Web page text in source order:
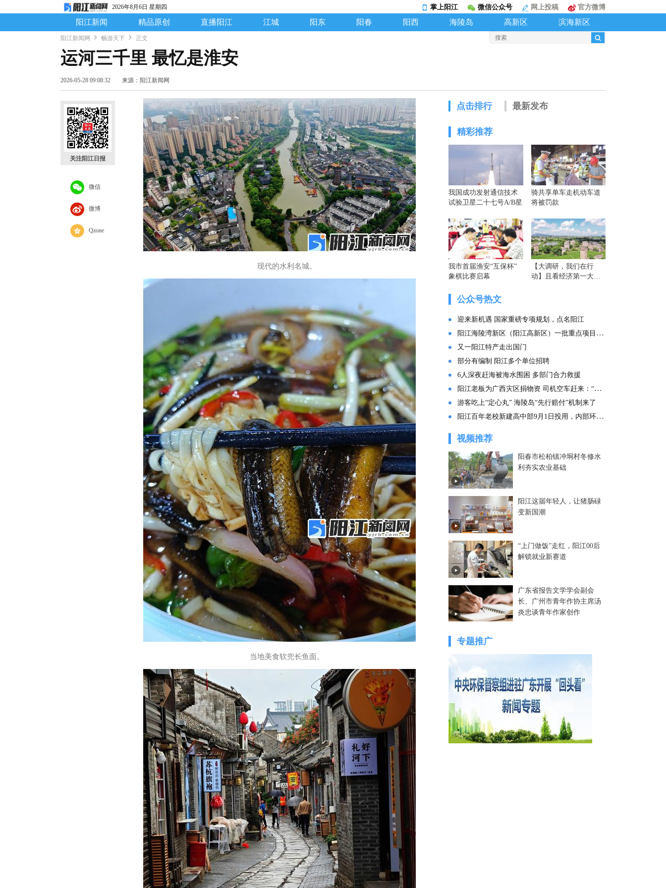
2026年8月6日 星期四 掌上阳江 微信公众号 网上投稿 官方微博
阳江新闻 精品原创 直播阳江 江城 阳东 阳春 阳西 海陵岛 高新区 滨海新区
阳江新闻网 畅游天下 正文
运河三千里 最忆是淮安
2026-05-28 09:08:32 来源：阳江新闻网
关注阳江日报
微信
微博
Qzone
现代的水利名城。
当地美食软兜长鱼面。
点击排行 最新发布
精彩推荐
我国成功发射通信技术
试验卫星二十七号A/B星
骑共享单车走机动车道
将被罚款
我市首届渔安“互保杯”
象棋比赛启幕
【大调研，我们在行
动】且看经济第一大省
公众号热文
迎来新机遇 国家重磅专项规划，点名阳江
阳江海陵湾新区（阳江高新区）一批重点项目集中投产
又一阳江特产走出国门
部分有编制 阳江多个单位招聘
6人深夜赶海被海水围困 多部门合力救援
阳江老板为广西灾区捐物资 司机空车赶来：“免费拉！”
游客吃上“定心丸” 海陵岛“先行赔付”机制来了
阳江百年老校新建高中部9月1日投用，内部环境曝光
视频推荐
阳春市松柏镇冲垌村冬修水
利夯实农业基础
阳江这届年轻人，让猪肠碌
变新国潮
“上门做饭”走红，阳江00后
解锁就业新赛道
广东省报告文学学会副会
长、广州市青年作协主席汤
炎忠谈青年作家创作
专题推广